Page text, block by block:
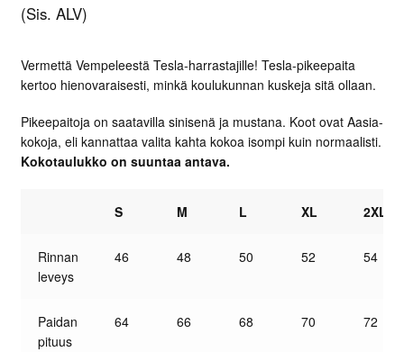
(Sis. ALV)
Vermettä Vempeleestä Tesla-harrastajille! Tesla-pikeepaita
kertoo hienovaraisesti, minkä koulukunnan kuskeja sitä ollaan.
Pikeepaitoja on saatavilla sinisenä ja mustana. Koot ovat Aasia-
kokoja, eli kannattaa valita kahta kokoa isompi kuin normaalisti.
Kokotaulukko on suuntaa antava.
S M L XL 2XL
Rinnan
leveys
46 48 50 52 54
Paidan
pituus
64 66 68 70 72